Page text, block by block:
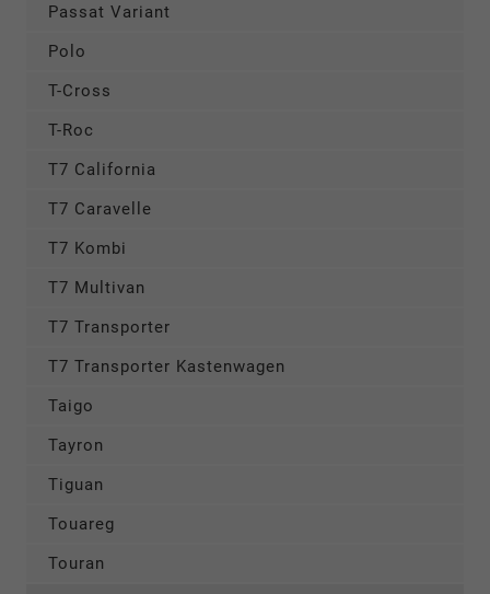
Passat Variant
Polo
T-Cross
T-Roc
T7 California
T7 Caravelle
T7 Kombi
T7 Multivan
T7 Transporter
T7 Transporter Kastenwagen
Taigo
Tayron
Tiguan
Touareg
Touran